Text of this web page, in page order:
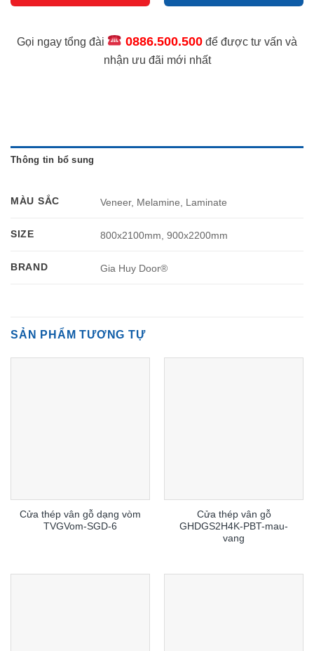
Gọi ngay tổng đài 0886.500.500để được tư vấn và
nhận ưu đãi mới nhất
Thông tin bổ sung
MÀU SẮC Veneer, Melamine, Laminate
SIZE 800x2100mm, 900x2200mm
BRAND Gia Huy Door®
SẢN PHẨM TƯƠNG TỰ
Cửa thép vân gỗ dạng vòm
TVGVom-SGD-6
Cửa thép vân gỗ
GHDGS2H4K-PBT-mau-
vang